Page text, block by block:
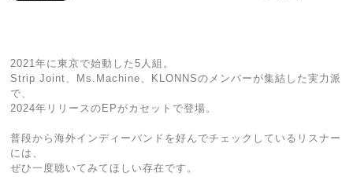
2021年に東京で始動した5人組。
Strip Joint、Ms.Machine、KLONNSのメンバーが集結した実力派
で、
2024年リリースのEPがカセットで登場。
普段から海外インディーバンドを好んでチェックしているリスナー
には、
ぜひ一度聴いてみてほしい存在です。